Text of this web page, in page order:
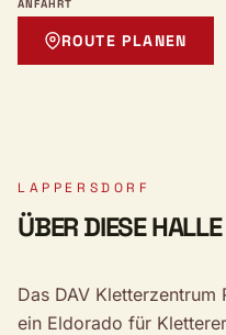
ANFAHRT
ROUTE PLANEN
LAPPERSDORF
ÜBER DIESE HALLE
Das DAV
ein Eldorado für